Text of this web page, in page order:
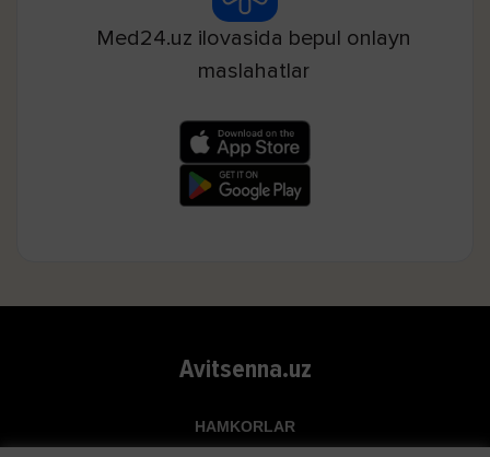
Med24.uz ilovasida bepul onlayn
maslahatlar
Avitsenna.uz
HAMKORLAR